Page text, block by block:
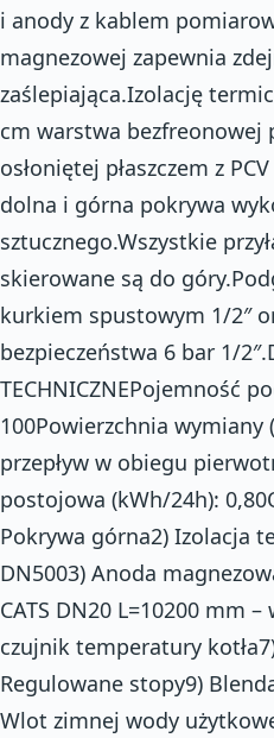
i anody z kablem
magnezowej zapewnia
zaślepiająca.Izolację
cm warstwa
osłoniętej płaszczem z
dolna i górna pokrywa
sztucznego.Wszystkie
skierowane są do
kurkiem spustowym 1/2″
bezpieczeństwa 6 bar 1/
TECHNICZNEPojemność
100Powierzchnia wymiany
przepływ w obiegu
postojowa (kWh/24h):
Pokrywa górna2) Izolacja
DN5003) Anoda
CATS DN20 L=10200 mm
czujnik temperatury
Regulowane stopy9)
Wlot zimnej wody